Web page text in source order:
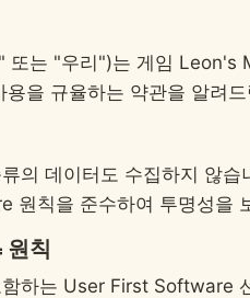
는 "우리")는 게임 Leon's
을 규율하는 약관을 알려
의 데이터도 수집하지 않
원칙을 준수하여 투명성을
칙
하는 User First Software